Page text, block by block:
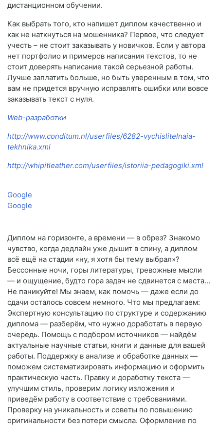
дистанционном обучении.
Как выбрать того, кто напишет диплом качественно и
как не наткнуться на мошенника? Первое, что следует
учесть – не стоит заказывать у новичков. Если у автора
нет портфолио и примеров написания текстов, то не
стоит доверять написание такой серьезной работы.
Лучше заплатить больше, но быть уверенным в том, что
вам не придется вручную исправлять ошибки или вовсе
заказывать текст с нуля.
Web-разработки
http://www.conditum.nl/userfiles/6282-vychislitelnaia-
tekhnika.xml
http://whipitleather.com/userfiles/istoriia-pedagogiki.xml
Google
Google
Диплом на горизонте, а времени — в обрез? Знакомо
чувство, когда дедлайн уже дышит в спину, а диплом
всё ещё на стадии «ну, я хотя бы тему выбрал»?
Бессонные ночи, горы литературы, тревожные мысли
— и ощущение, будто гора задач не сдвинется с места…
Не паникуйте! Мы знаем, как помочь — даже если до
сдачи осталось совсем немного. Что мы предлагаем:
Экспертную консультацию по структуре и содержанию
диплома — разберём, что нужно доработать в первую
очередь. Помощь с подбором источников — найдём
актуальные научные статьи, книги и данные для вашей
работы. Поддержку в анализе и обработке данных —
поможем систематизировать информацию и оформить
практическую часть. Правку и доработку текста —
улучшим стиль, проверим логику изложения и
приведём работу в соответствие с требованиями.
Проверку на уникальность и советы по повышению
оригинальности без потери смысла. Оформление по